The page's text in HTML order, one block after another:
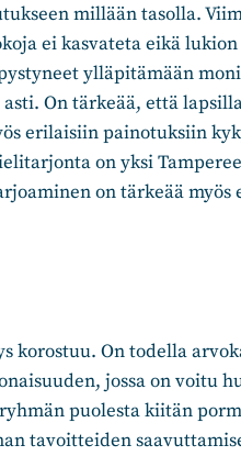
millään tasolla.
ei kasvateta eikä
ylläpitämään
On tärkeää, että
erilaisiin painotuksiin
on yksi
on tärkeää myös
korostuu. On todella
jossa on voitu
puolesta kiitän
tavoitteiden